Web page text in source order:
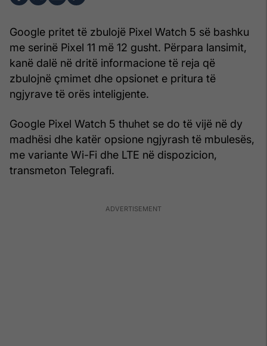
Google pritet të zbulojë Pixel Watch 5 së bashku
me serinë Pixel 11 më 12 gusht. Përpara lansimit,
kanë dalë në dritë informacione të reja që
zbulojnë çmimet dhe opsionet e pritura të
ngjyrave të orës inteligjente.
Google Pixel Watch 5 thuhet se do të vijë në dy
madhësi dhe katër opsione ngjyrash të mbulesës,
me variante Wi-Fi dhe LTE në dispozicion,
transmeton Telegrafi.